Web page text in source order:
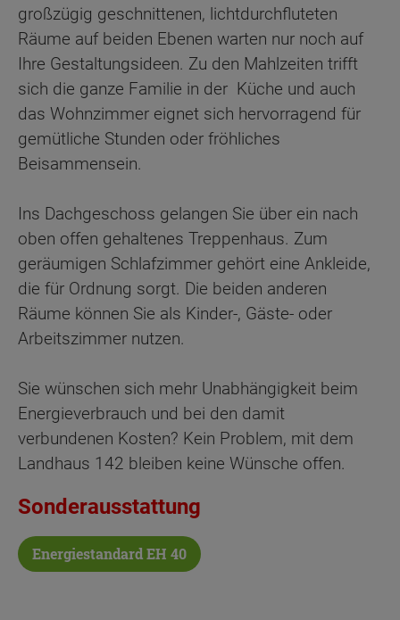
großzügig geschnittenen, lichtdurchfluteten
Räume auf beiden Ebenen warten nur noch auf
Ihre Gestaltungsideen. Zu den Mahlzeiten trifft
sich die ganze Familie in der Küche und auch
das Wohnzimmer eignet sich hervorragend für
gemütliche Stunden oder fröhliches
Beisammensein.
Ins Dachgeschoss gelangen Sie über ein nach
oben offen gehaltenes Treppenhaus. Zum
geräumigen Schlafzimmer gehört eine Ankleide,
die für Ordnung sorgt. Die beiden anderen
Räume können Sie als Kinder-, Gäste- oder
Arbeitszimmer nutzen.
Sie wünschen sich mehr Unabhängigkeit beim
Energieverbrauch und bei den damit
verbundenen Kosten? Kein Problem, mit dem
Landhaus 142 bleiben keine Wünsche offen.
Sonderausstattung
Energiestandard EH 40